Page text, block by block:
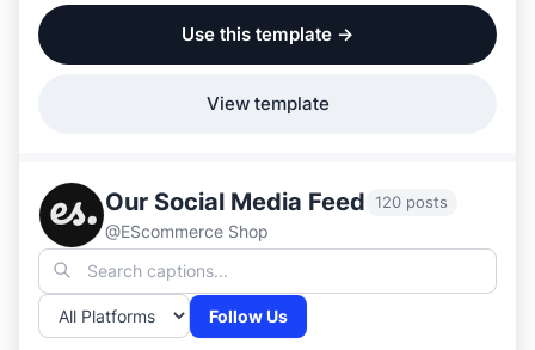
Use this template →
View template